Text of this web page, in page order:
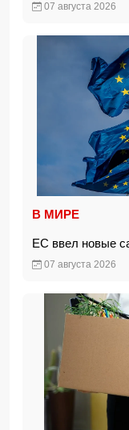
07 августа 2026
В МИРЕ
ЕС ввел новые
07 августа 2026